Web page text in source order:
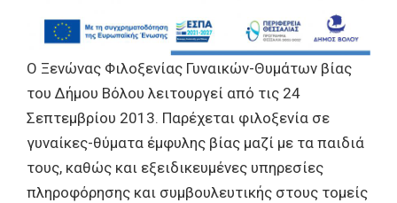
Ο Ξενώνας Φιλοξενίας Γυναικών-Θυμάτων βίας
του ∆ήμου Βόλου λειτουργεί από τις 24
Σεπτεμβρίου 2013. Παρέχεται φιλοξενία σε
γυναίκες-θύματα έμφυλης βίας μαζί με τα παιδιά
τους, καθώς και εξειδικευμένες υπηρεσίες
πληροφόρησης και συμβουλευτικής στους τομείς